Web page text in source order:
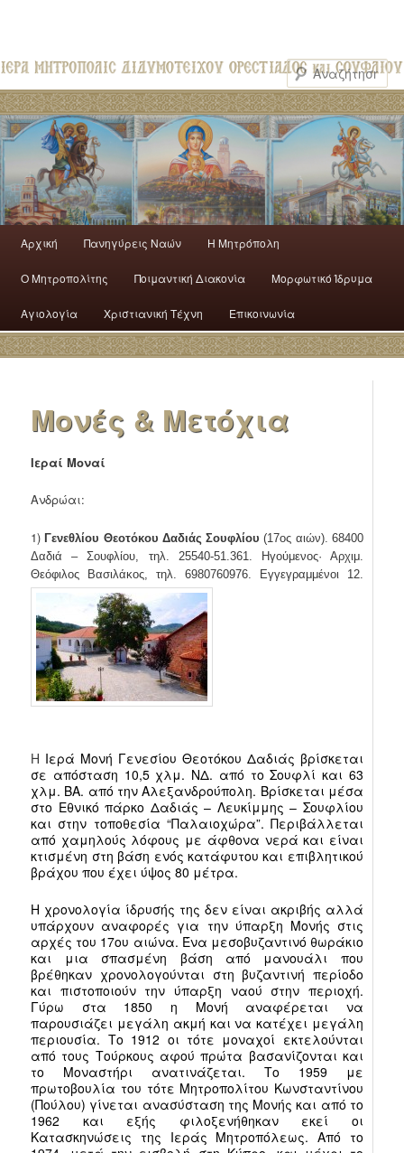
Αρχική Πανηγύρεις Ναών H Mητρόπολη
Ο Mητροπολίτης Ποιμαντική Διακονία Μορφωτικό Ίδρυμα
Αγιολογία Χριστιανική Τέχνη Επικοινωνία
Μονές & Μετόχια
Ιεραί Μοναί
Ανδρώαι:
1)Γενεθλίου Θεοτόκου Δαδιάς Σουφλίου (17ος αιών). 68400
Δαδιά – Σουφλίου, τηλ. 25540-51.361. Ηγούμενος· Αρχιμ.
Θεόφιλος Βασιλάκος, τηλ. 6980760976. Εγγεγραμμένοι 12.
Η Ιερά Μονή Γενεσίου Θεοτόκου Δαδιάς βρίσκεται
σε απόσταση 10,5 χλμ. ΝΔ. από το Σουφλί και 63
χλμ. ΒΑ. από την Αλεξανδρούπολη. Βρίσκεται μέσα
στο Εθνικό πάρκο Δαδιάς – Λευκίμμης – Σουφλίου
και στην τοποθεσία “Παλαιοχώρα”. Περιβάλλεται
από χαμηλούς λόφους με άφθονα νερά και είναι
κτισμένη στη βάση ενός κατάφυτου και επιβλητικού
βράχου που έχει ύψος 80 μέτρα.
Η χρονολογία ίδρυσής της δεν είναι ακριβής αλλά
υπάρχουν αναφορές για την ύπαρξη Μονής στις
αρχές του 17ου αιώνα. Ένα μεσοβυζαντινό θωράκιο
και μια σπασμένη βάση από μανουάλι που
βρέθηκαν χρονολογούνται στη βυζαντινή περίοδο
και πιστοποιούν την ύπαρξη ναού στην περιοχή.
Γύρω στα 1850 η Μονή αναφέρεται να
παρουσιάζει μεγάλη ακμή και να κατέχει μεγάλη
περιουσία. Το 1912 οι τότε μοναχοί εκτελούνται
από τους Τούρκους αφού πρώτα βασανίζονται και
το Μοναστήρι ανατινάζεται. Το 1959 με
πρωτοβουλία του τότε Μητροπολίτου Κωνσταντίνου
(Πούλου) γίνεται ανασύσταση της Μονής και από το
1962 και εξής φιλοξενήθηκαν εκεί οι
Κατασκηνώσεις της Ιεράς Μητροπόλεως. Από το